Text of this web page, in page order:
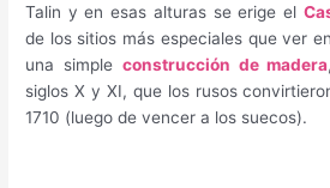
Talin y en esas alturas se erige el
de los sitios más especiales que ver
una simple construcción de madera
siglos X y XI, que los rusos
1710 (luego de vencer a los suecos).